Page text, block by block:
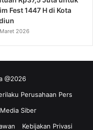
Fest 1447 H di Kota
2026
@2026
Perusahaan Pers
Siber
Kebijakan Privasi